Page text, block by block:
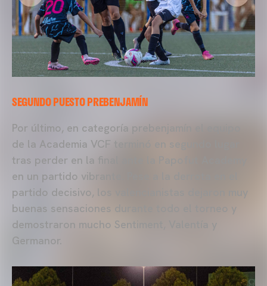
SEGUNDO PUESTO PREBENJAMÍN
Por último, en categoría prebenjamín el equipo
de la Academia VCF terminó en segundo lugar
tras perder en la final ante la Papofut Academy
en un partido vibrante. Pese a la derrota en el
partido decisivo, los valencianistas dejaron muy
buenas sensaciones durante todo el torneo y
demostraron mucho Sentiment, Valentía y
Germanor.